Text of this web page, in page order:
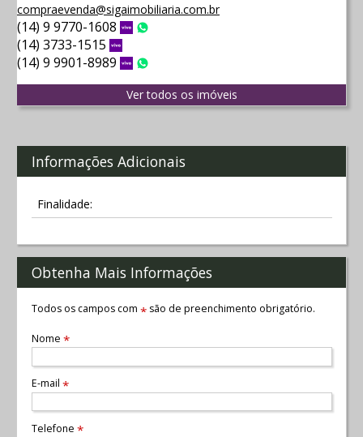
compraevenda@sigaimobiliaria.com.br
(14) 9 9770-1608 Vivo
(14) 3733-1515
(14) 9 9901-8989 Vivo
Ver todos os imóveis
Informações Adicionais
Finalidade:
Obtenha Mais Informações
Todos os campos com *são de preenchimento obrigatório.
Nome *
E-mail *
Telefone *